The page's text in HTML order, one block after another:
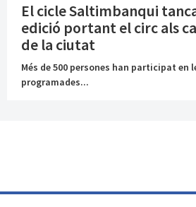
El cicle Saltimbanqui
edició portant el circ als
de la ciutat
Més de 500 persones han participat
programades...